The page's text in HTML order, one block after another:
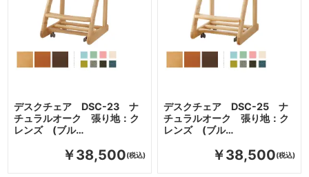
デスクチェア DSC-23 ナ
チュラルオーク 張り地：ク
レンズ (ブル…
￥38,500
デスクチェア DSC-25 ナ
チュラルオーク 張り地：ク
レンズ (ブル…
￥38,500